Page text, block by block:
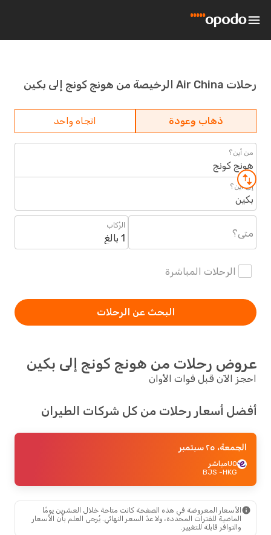
رحلات Air China الرخيصة من هونج كونج إلى بكين
ذهاب وعودة اتجاه واحد
من أين؟
هونج كونج
إلى أين؟
بكين
متى؟
الرُكاب
1 بالغ
الرحلات المباشرة
البحث عن الرحلات
عروض رحلات من هونج كونج إلى بكين
احجز الآن قبل فوات الأوان
أفضل أسعار رحلات من كل شركات الطيران
الجمعة، ٢٥ سبتمبر
UOمباشر
HKG
- BJS
الأسعار المعروضة في هذه الصفحة كانت متاحة خلال العشرين يومًا
الماضية للفترات المحددة، ولا عدّ السعر النهائي. يُرجى العلم بأن الأسعار
والتوافر قابلة للتغيير.